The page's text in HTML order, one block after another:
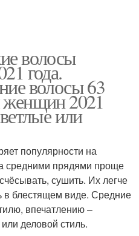
волосы
года.
волосы 63
женщин 2021
или
популярности на
средними прядями проще
сушить. Их легче
в блестящем виде. Средние
впечатлению –
деловой стиль.